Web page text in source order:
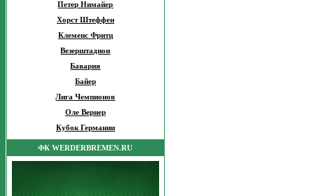
Петер Нимайер
Хорст Штеффен
Клеменс Фритц
Везерштадион
Бавария
Байер
Лига Чемпионов
Оле Вернер
Кубок Германии
ФК WERDERBREMEN.RU